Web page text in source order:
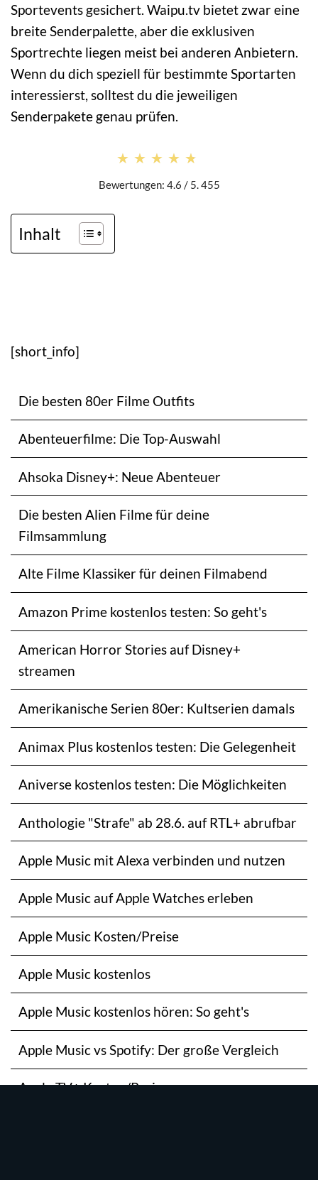
Sportevents gesichert. Waipu.tv bietet zwar eine
breite Senderpalette, aber die exklusiven
Sportrechte liegen meist bei anderen Anbietern.
Wenn du dich speziell für bestimmte Sportarten
interessierst, solltest du die jeweiligen
Senderpakete genau prüfen.
★★★★★
★★★★★
Bewertungen: 4.6 / 5. 455
Inhalt
[short_info]
Die besten 80er Filme Outfits
Abenteuerfilme: Die Top-Auswahl
Ahsoka Disney+: Neue Abenteuer
Die besten Alien Filme für deine
Filmsammlung
Alte Filme Klassiker für deinen Filmabend
Amazon Prime kostenlos testen: So geht's
American Horror Stories auf Disney+
streamen
Amerikanische Serien 80er: Kultserien damals
Animax Plus kostenlos testen: Die Gelegenheit
Aniverse kostenlos testen: Die Möglichkeiten
Anthologie "Strafe" ab 28.6. auf RTL+ abrufbar
Apple Music mit Alexa verbinden und nutzen
Apple Music auf Apple Watches erleben
Apple Music Kosten/Preise
Apple Music kostenlos
Apple Music kostenlos hören: So geht's
Apple Music vs Spotify: Der große Vergleich
Apple TV+ Kosten/Preis